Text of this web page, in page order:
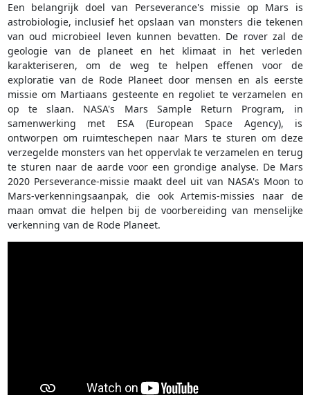
Een belangrijk doel van Perseverance's missie op Mars is
astrobiologie, inclusief het opslaan van monsters die tekenen
van oud microbieel leven kunnen bevatten. De rover zal de
geologie van de planeet en het klimaat in het verleden
karakteriseren, om de weg te helpen effenen voor de
exploratie van de Rode Planeet door mensen en als eerste
missie om Martiaans gesteente en regoliet te verzamelen en
op te slaan. NASA's Mars Sample Return Program, in
samenwerking met ESA (European Space Agency), is
ontworpen om ruimteschepen naar Mars te sturen om deze
verzegelde monsters van het oppervlak te verzamelen en terug
te sturen naar de aarde voor een grondige analyse. De Mars
2020 Perseverance-missie maakt deel uit van NASA's Moon to
Mars-verkenningsaanpak, die ook Artemis-missies naar de
maan omvat die helpen bij de voorbereiding van menselijke
verkenning van de Rode Planeet.